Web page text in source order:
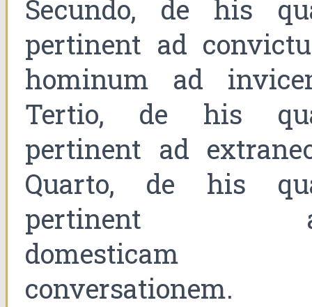
Secundo, de his
pertinent ad
hominum ad
Tertio, de his
pertinent ad
Quarto, de his
pertinent
domesticam
conversationem.